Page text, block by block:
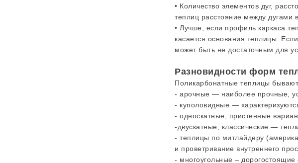
• Количество элементов дуг,
теплиц расстояние между дугами
• Лучше, если профиль каркаса
касается основания теплицы.
может быть не достаточным для
Разновидности форм
Поликарбонатные теплицы
- арочные — наиболее прочные,
- куполовидные —
- односкатные, пристенные
-двускатные, классические —
- теплицы по митлайдеру
и проветривание внутреннего
- многоугольные – дорогостоящие